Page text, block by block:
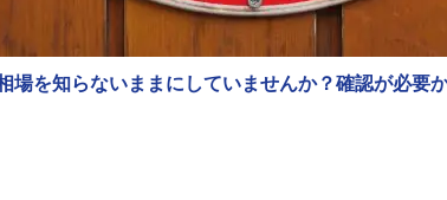
場を知らないままにしていませんか？確認が必要